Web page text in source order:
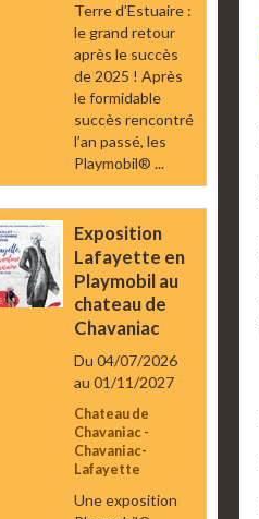
Terre d’Estuaire :
le grand retour
après le succès
de 2025 ! Après
le formidable
succès rencontré
l’an passé, les
Playmobil® ...
Exposition
Lafayette en
Playmobil au
chateau de
Chavaniac
Du 04/07/2026
au 01/11/2027
Chateau de
Chavaniac -
Chavaniac-
Lafayette
Une exposition